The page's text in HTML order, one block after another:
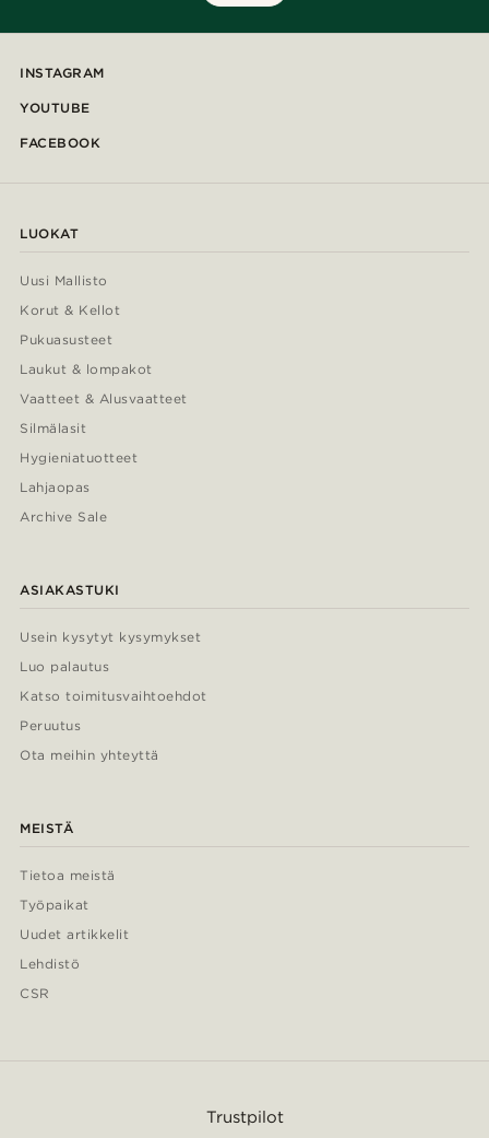
INSTAGRAM
YOUTUBE
FACEBOOK
LUOKAT
Uusi Mallisto
Korut & Kellot
Pukuasusteet
Laukut & lompakot
Vaatteet & Alusvaatteet
Silmälasit
Hygieniatuotteet
Lahjaopas
Archive Sale
ASIAKASTUKI
Usein kysytyt kysymykset
Luo palautus
Katso toimitusvaihtoehdot
Peruutus
Ota meihin yhteyttä
MEISTÄ
Tietoa meistä
Työpaikat
Uudet artikkelit
Lehdistö
CSR
Trustpilot